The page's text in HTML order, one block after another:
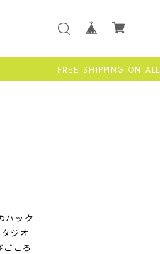
FREE SHIPPING ON ALL US
ハック
ジオ
ころ